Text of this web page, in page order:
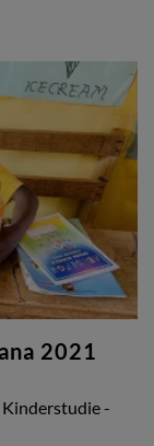
2021
-